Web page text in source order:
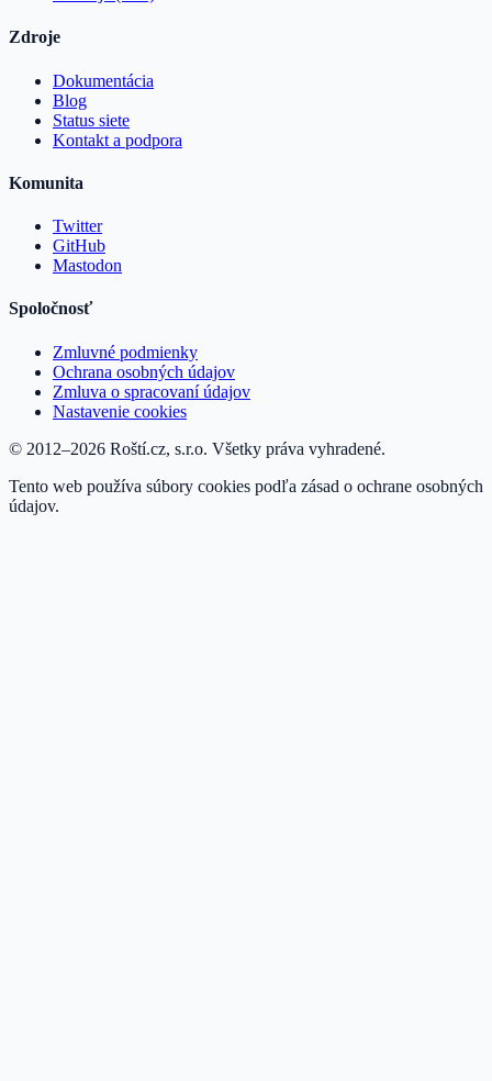
Zdroje
Dokumentácia
Blog
Status siete
Kontakt a podpora
Komunita
Twitter
GitHub
Mastodon
Spoločnosť
Zmluvné podmienky
Ochrana osobných údajov
Zmluva o spracovaní údajov
Nastavenie cookies
© 2012–2026 Roští.cz, s.r.o. Všetky práva vyhradené.
Tento web používa súbory cookies podľa zásad o ochrane osobných
údajov.